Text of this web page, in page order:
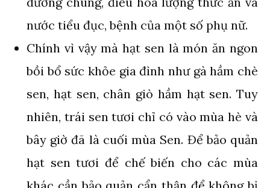
nước tiểu đục, bệnh của một số phụ nữ.
Chính vì vậy mà hạt sen là món ăn ngon
bồi bổ sức khỏe gia đình như gà hầm chè
sen, hạt sen, chân giò hầm hạt sen. Tuy
nhiên, trái sen tươi chỉ có vào mùa hè và
bây giờ đã là cuối mùa Sen. Để bảo quản
hạt sen tươi để chế biến cho các mùa